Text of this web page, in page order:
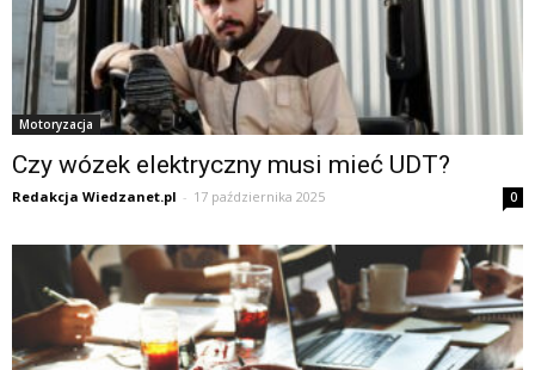
Motoryzacja
Czy wózek elektryczny musi mieć UDT?
Redakcja Wiedzanet.pl - 17 października 2025 0